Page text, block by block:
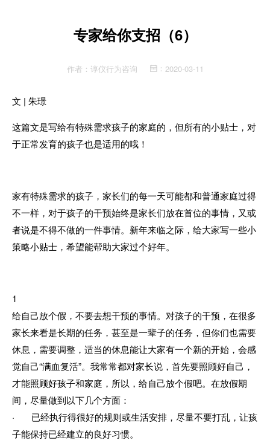
专家给你支招（6）
作者： 谆仪行为咨询 ： 2020-03-11
文 | 朱璟
这篇文是写给有特殊需求孩子的家庭的，但所有的小贴士，对
于正常发育的孩子也是适用的哦！
家有特殊需求的孩子，家长们的每一天可能都和普通家庭过得
不一样，对于孩子的干预始终是家长们放在首位的事情，又或
者说是不得不做的一件事情。新年来临之际，给大家写一些小
策略小贴士，希望能帮助大家过个好年。
1
给自己放个假，不要去想干预的事情。对孩子的干预，在很多
家长来看是长期的任务，甚至是一辈子的任务，但你们也需要
休息，需要调整，适当的休息能让大家有一个新的开始，会感
觉自己“满血复活”。我常常都对家长说，首先要照顾好自己，
才能照顾好孩子和家庭，所以，给自己放个假吧。在放假期
间，尽量做到以下几个方面：
· 已经执行得很好的规则或生活安排，尽量不要打乱，让孩
子能保持已经建立的良好习惯。